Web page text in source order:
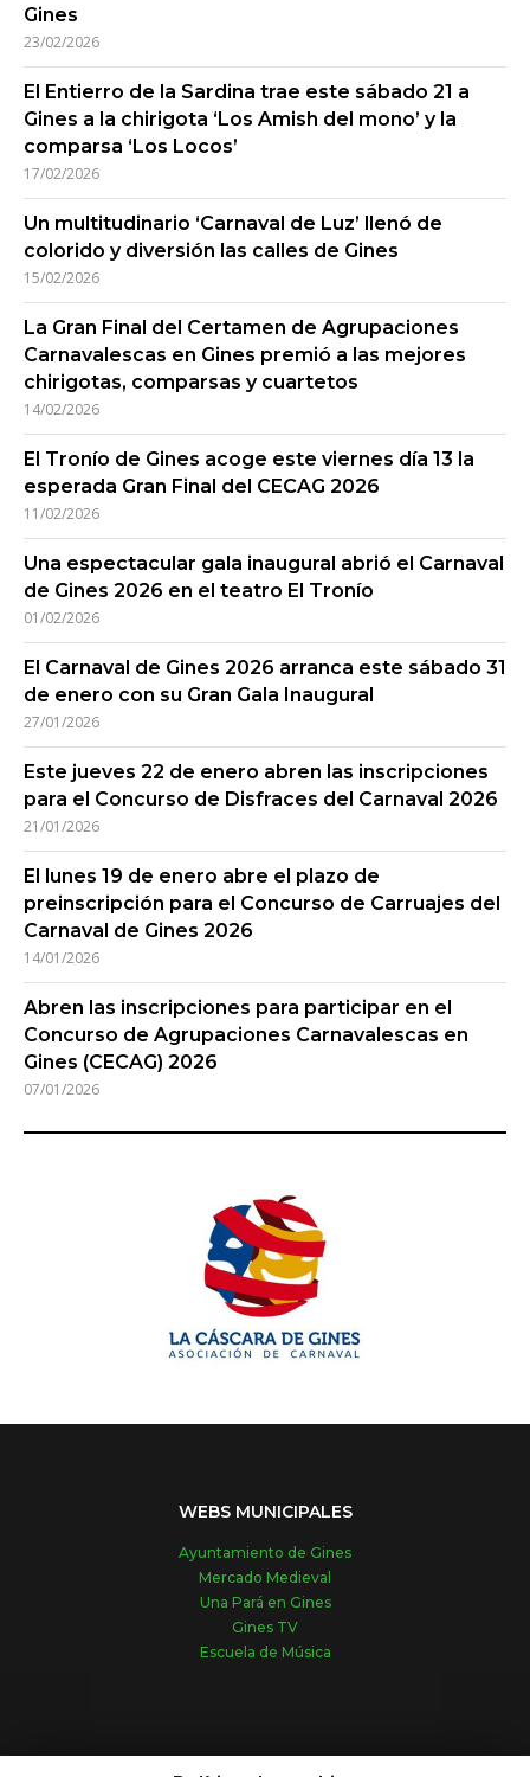
Gines
23/02/2026
El Entierro de la Sardina trae este sábado 21 a
Gines a la chirigota ‘Los Amish del mono’ y la
comparsa ‘Los Locos’
17/02/2026
Un multitudinario ‘Carnaval de Luz’ llenó de
colorido y diversión las calles de Gines
15/02/2026
La Gran Final del Certamen de Agrupaciones
Carnavalescas en Gines premió a las mejores
chirigotas, comparsas y cuartetos
14/02/2026
El Tronío de Gines acoge este viernes día 13 la
esperada Gran Final del CECAG 2026
11/02/2026
Una espectacular gala inaugural abrió el Carnaval
de Gines 2026 en el teatro El Tronío
01/02/2026
El Carnaval de Gines 2026 arranca este sábado 31
de enero con su Gran Gala Inaugural
27/01/2026
Este jueves 22 de enero abren las inscripciones
para el Concurso de Disfraces del Carnaval 2026
21/01/2026
El lunes 19 de enero abre el plazo de
preinscripción para el Concurso de Carruajes del
Carnaval de Gines 2026
14/01/2026
Abren las inscripciones para participar en el
Concurso de Agrupaciones Carnavalescas en
Gines (CECAG) 2026
07/01/2026
WEBS MUNICIPALES
Ayuntamiento de Gines
Mercado Medieval
Una Pará en Gines
Gines TV
Escuela de Música